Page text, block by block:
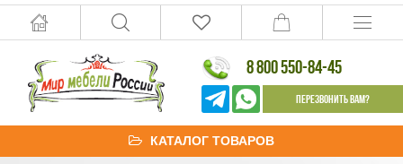
8 800 550-84-45
Перезвонить Вам?
КАТАЛОГ ТОВАРОВ